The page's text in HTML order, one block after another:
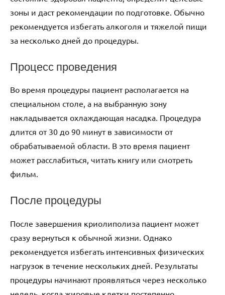
зоны и даст рекомендации по подготовке. Обычно
рекомендуется избегать алкоголя и тяжелой пищи
за несколько дней до процедуры.
Процесс проведения
Во время процедуры пациент располагается на
специальном столе, а на выбранную зону
накладывается охлаждающая насадка. Процедура
длится от 30 до 90 минут в зависимости от
обрабатываемой области. В это время пациент
может расслабиться, читать книгу или смотреть
фильм.
После процедуры
После завершения криолиполиза пациент может
сразу вернуться к обычной жизни. Однако
рекомендуется избегать интенсивных физических
нагрузок в течение нескольких дней. Результаты
процедуры начинают проявляться через несколько